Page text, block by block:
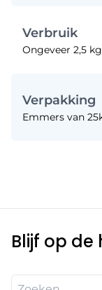
Verbruik
Ongeveer 2,5
Verpakking
Emmers van
Blijf op de